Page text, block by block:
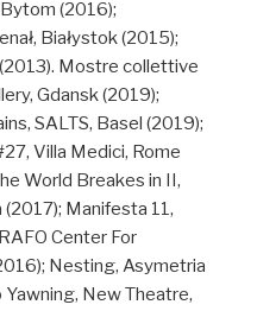
(2016);
Białystok (2015);
Mostre collettive
Gdansk (2019);
SALTS, Basel (2019);
Villa Medici, Rome
World Breakes in II,
(2017); Manifesta 11,
Center For
Nesting, Asymetria
New Theatre,